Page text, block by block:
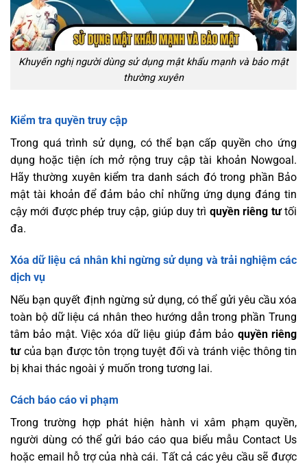
Khuyến nghị người dùng sử dụng mật khẩu mạnh và bảo mật
thường xuyên
Kiểm tra quyền truy cập
Trong quá trình sử dụng, có thể bạn cấp quyền cho ứng
dụng hoặc tiện ích mở rộng truy cập tài khoản Nowgoal.
Hãy thường xuyên kiểm tra danh sách đó trong phần Bảo
mật tài khoản để đảm bảo chỉ những ứng dụng đáng tin
cậy mới được phép truy cập, giúp duy trì quyền riêng tưtối
đa.
Xóa dữ liệu cá nhân khi ngừng sử dụng và trải nghiệm các
dịch vụ
Nếu bạn quyết định ngừng sử dụng, có thể gửi yêu cầu xóa
toàn bộ dữ liệu cá nhân theo hướng dẫn trong phần Trung
tâm bảo mật. Việc xóa dữ liệu giúp đảm bảo quyền riêng
tưcủa bạn được tôn trọng tuyệt đối và tránh việc thông tin
bị khai thác ngoài ý muốn trong tương lai.
Cách báo cáo vi phạm
Trong trường hợp phát hiện hành vi xâm phạm quyền,
người dùng có thể gửi báo cáo qua biểu mẫu Contact Us
hoặc email hỗ trợ của nhà cái. Tất cả các yêu cầu sẽ được